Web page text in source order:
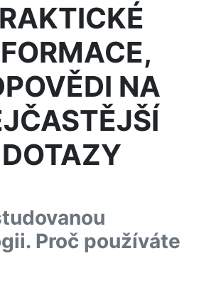
NA
DOTAZY
Proč používáte